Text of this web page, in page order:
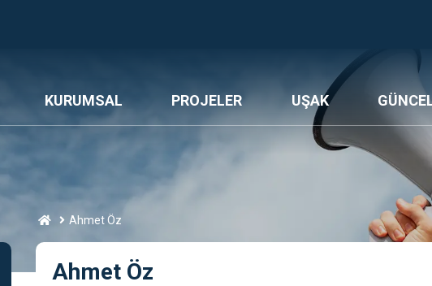
KURUMSAL PROJELER UŞAK
Ahmet Öz
Ahmet Öz